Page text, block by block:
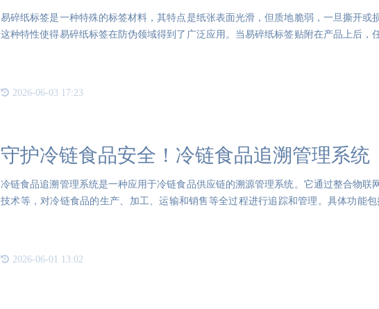
易碎纸标签是一种特殊的标签材料，其特点是纸张表面光滑，但质地脆弱，一旦撕开或
这种特性使得易碎纸标签在防伪领域得到了广泛应用。当易碎纸标签贴附在产品上后，
2026-06-03 17:23
守护冷链食品安全！冷链食品追溯管理系统
冷链食品追溯管理系统是一种应用于冷链食品供应链的溯源管理系统。它通过整合物联
技术等，对冷链食品的生产、加工、运输和销售等全过程进行追踪和管理。具体功能包
2026-06-01 13:02